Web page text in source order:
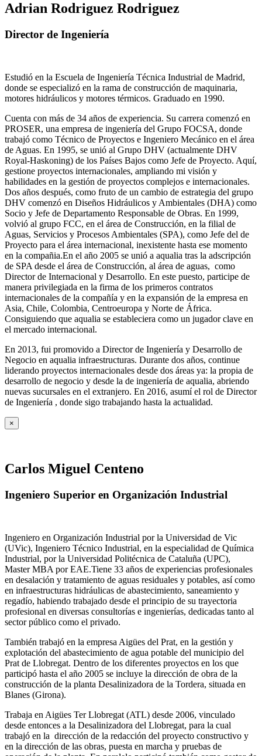
Adrian Rodriguez Rodriguez
Director de Ingeniería
Estudió en la Escuela de Ingeniería Técnica Industrial de Madrid,
donde se especializó en la rama de construcción de maquinaria,
motores hidráulicos y motores térmicos. Graduado en 1990.
Cuenta con más de 34 años de experiencia. Su carrera comenzó en
PROSER, una empresa de ingeniería del Grupo FOCSA, donde
trabajó como Técnico de Proyectos e Ingeniero Mecánico en el área
de Aguas. En 1995, se unió al Grupo DHV (actualmente DHV
Royal-Haskoning) de los Países Bajos como Jefe de Proyecto. Aquí,
gestione proyectos internacionales, ampliando mi visión y
habilidades en la gestión de proyectos complejos e internacionales.
Dos años después, como fruto de un cambio de estrategia del grupo
DHV comenzó en Diseños Hidráulicos y Ambientales (DHA) como
Socio y Jefe de Departamento Responsable de Obras. En 1999,
volvió al grupo FCC, en el área de Construcción, en la filial de
Aguas, Servicios y Procesos Ambientales (SPA), como Jefe del de
Proyecto para el área internacional, inexistente hasta ese momento
en la compañia.En el año 2005 se unió a aqualia tras la adscripción
de SPA desde el área de Construcción, al área de aguas, como
Director de Internacional y Desarrollo. En este puesto, participe de
manera privilegiada en la firma de los primeros contratos
internacionales de la compañía y en la expansión de la empresa en
Asia, Chile, Colombia, Centroeuropa y Norte de África.
Consiguiendo que aqualia se estableciera como un jugador clave en
el mercado internacional.
En 2013, fui promovido a Director de Ingeniería y Desarrollo de
Negocio en aqualia infraestructuras. Durante dos años, continue
liderando proyectos internacionales desde dos áreas ya: la propia de
desarrollo de negocio y desde la de ingeniería de aqualia, abriendo
nuevas sucursales en el extranjero. En 2016, asumí el rol de Director
de Ingeniería , donde sigo trabajando hasta la actualidad.
×
Carlos Miguel Centeno
Ingeniero Superior en Organización Industrial
Ingeniero en Organización Industrial por la Universidad de Vic
(UVic), Ingeniero Técnico Industrial, en la especialidad de Química
Industrial, por la Universidad Politécnica de Cataluña (UPC),
Master MBA por EAE.Tiene 33 años de experiencias profesionales
en desalación y tratamiento de aguas residuales y potables, así como
en infraestructuras hidráulicas de abastecimiento, saneamiento y
regadío, habiendo trabajado desde el principio de su trayectoria
profesional en diversas consultorías e ingenierías, dedicadas tanto al
sector público como el privado.
También trabajó en la empresa Aigües del Prat, en la gestión y
explotación del abastecimiento de agua potable del municipio del
Prat de Llobregat. Dentro de los diferentes proyectos en los que
participó hasta el año 2005 se incluye la dirección de obra de la
construcción de la planta Desalinizadora de la Tordera, situada en
Blanes (Girona).
Trabaja en Aigües Ter Llobregat (ATL) desde 2006, vinculado
desde entonces a la Desalinizadora del Llobregat, para la cual
trabajó en la dirección de la redacción del proyecto constructivo y
en la dirección de las obras, puesta en marcha y pruebas de